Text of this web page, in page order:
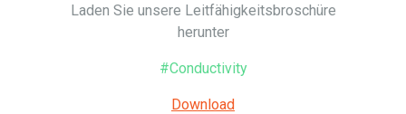
Laden Sie unsere Leitfähigkeitsbroschüre
herunter
#Conductivity
Download